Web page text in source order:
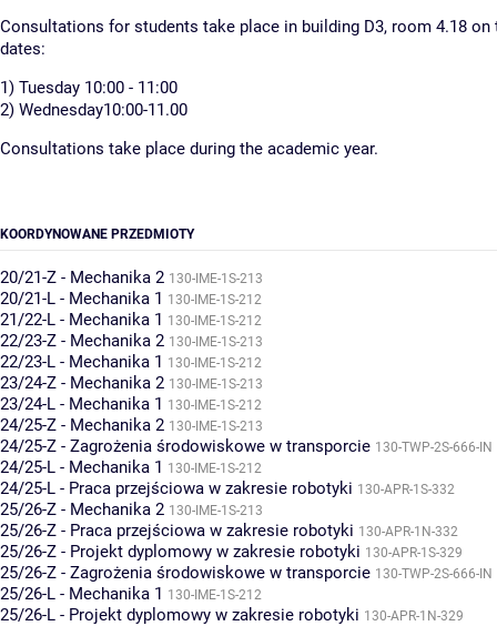
Consultations for students take place in building D3, room 4.18
dates:
1) Tuesday 10:00 - 11:00
2) Wednesday10:00-11.00
Consultations take place during the academic year.
KOORDYNOWANE PRZEDMIOTY
20/21-Z - Mechanika 2 130-IME-1S-213
20/21-L - Mechanika 1 130-IME-1S-212
21/22-L - Mechanika 1 130-IME-1S-212
22/23-Z - Mechanika 2 130-IME-1S-213
22/23-L - Mechanika 1 130-IME-1S-212
23/24-Z - Mechanika 2 130-IME-1S-213
23/24-L - Mechanika 1 130-IME-1S-212
24/25-Z - Mechanika 2 130-IME-1S-213
24/25-Z - Zagrożenia środowiskowe w transporcie 130-TWP-2S-666-IN
24/25-L - Mechanika 1 130-IME-1S-212
24/25-L - Praca przejściowa w zakresie robotyki 130-APR-1S-332
25/26-Z - Mechanika 2 130-IME-1S-213
25/26-Z - Praca przejściowa w zakresie robotyki 130-APR-1N-332
25/26-Z - Projekt dyplomowy w zakresie robotyki 130-APR-1S-329
25/26-Z - Zagrożenia środowiskowe w transporcie 130-TWP-2S-666-IN
25/26-L - Mechanika 1 130-IME-1S-212
25/26-L - Projekt dyplomowy w zakresie robotyki 130-APR-1N-329